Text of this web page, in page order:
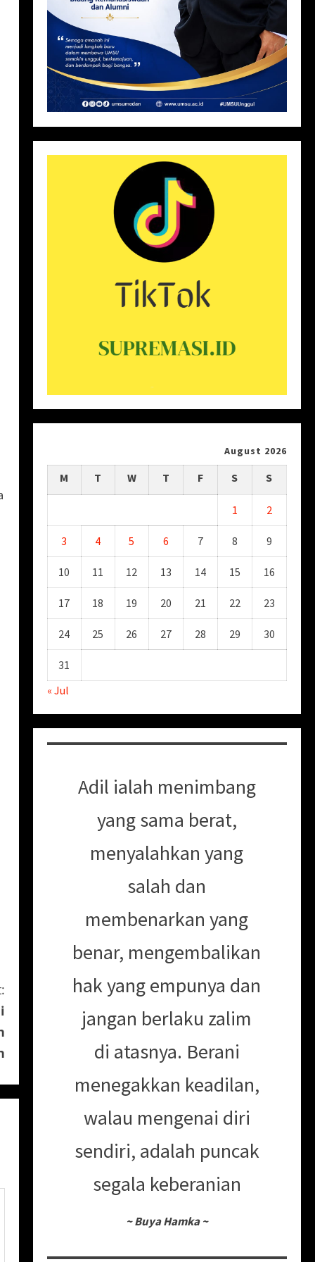
August 2026
M T W T F S S
1 2
3 4 5 6 7 8 9
10 11 12 13 14 15 16
17 18 19 20 21 22 23
24 25 26 27 28 29 30
31
« Jul
Adil ialah menimbang
yang sama berat,
menyalahkan yang
salah dan
membenarkan yang
benar, mengembalikan
hak yang empunya dan
jangan berlaku zalim
di atasnya. Berani
menegakkan keadilan,
walau mengenai diri
sendiri, adalah puncak
segala keberanian
~Buya Hamka ~